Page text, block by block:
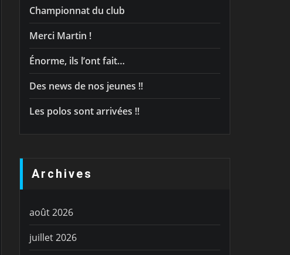
Championnat du club
Merci Martin !
Énorme, ils l’ont fait…
Des news de nos jeunes !!
Les polos sont arrivées !!
Archives
août 2026
juillet 2026